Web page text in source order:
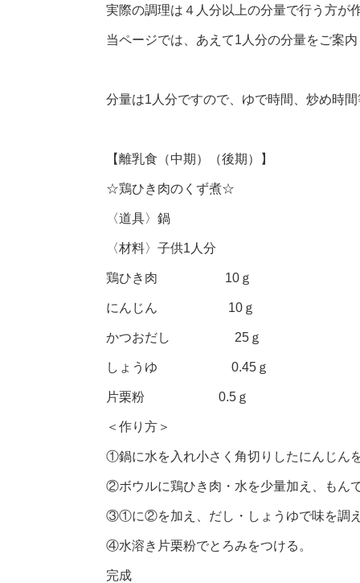
実際の調理は４人分以上の分量で行う方が
当ページでは、あえて1人分の分量をご案内
分量は1人分ですので、ゆで時間、炒め時
【離乳食（中期）（後期）】
☆鶏ひき肉のくず煮☆
〈道具〉鍋
〈材料〉子供1人分
鶏ひき肉 10ｇ
にんじん 10ｇ
かつおだし 25ｇ
しょうゆ 0.45ｇ
片栗粉 0.5ｇ
＜作り方＞
①鍋に水を入れ小さく角切りしたにんじん
②ボウルに鶏ひき肉・水を少量加え、もんで
③①に②を加え、だし・しょうゆで味を調え
④水溶き片栗粉でとろみをつける。
完成